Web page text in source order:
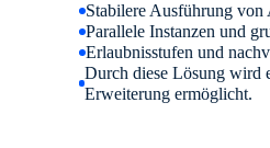
Stabilere Ausführung
Parallele Instanzen und
Erlaubnisstufen und
Durch diese Lösung wird
Erweiterung ermöglicht.